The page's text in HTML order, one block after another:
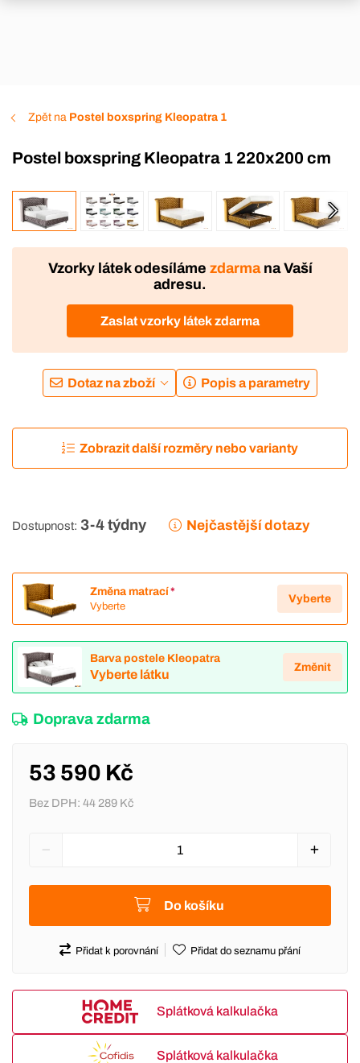
Zpět na Postel boxspring Kleopatra 1
Postel boxspring Kleopatra 1 220x200 cm
VÝROBA
DOPRAVA ZDARMA
Vzorky látek odesíláme zdarmana Vaší
adresu.
Zaslat vzorky látek zdarma
Dotaz na zboží Popis a parametry
Zobrazit další rozměry nebo varianty
Dostupnost: 3-4 týdny Nejčastější dotazy
Změna matrací*
Vyberte
Vyberte
Barva postele Kleopatra
Vyberte látku
Změnit
Doprava zdarma
53 590 Kč
Bez DPH: 44 289 Kč
Do košíku
Přidat k porovnání Přidat do seznamu přání
Splátková kalkulačka
Splátková kalkulačka